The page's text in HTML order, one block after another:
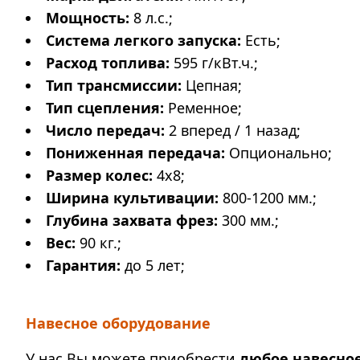
Мощность: 8 л.с.;
Система легкого запуска: Есть;
Расход топлива: 595 г/кВт.ч.;
Тип трансмиссии: Цепная;
Тип сцепления: Ременное;
Число передач: 2 вперед / 1 назад;
Пониженная передача: Опционально;
Размер колес: 4х8;
Ширина культивации: 800-1200 мм.;
Глубина захвата фрез: 300 мм.;
Вес: 90 кг.;
Гарантия: до 5 лет;
Навесное оборудование